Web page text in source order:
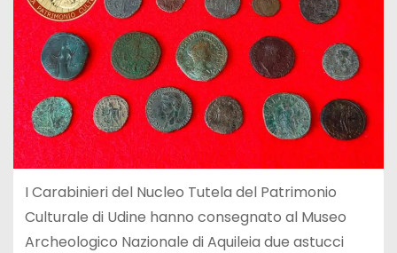
I Carabinieri del Nucleo Tutela del Patrimonio
Culturale di Udine hanno consegnato al Museo
Archeologico Nazionale di Aquileia due astucci